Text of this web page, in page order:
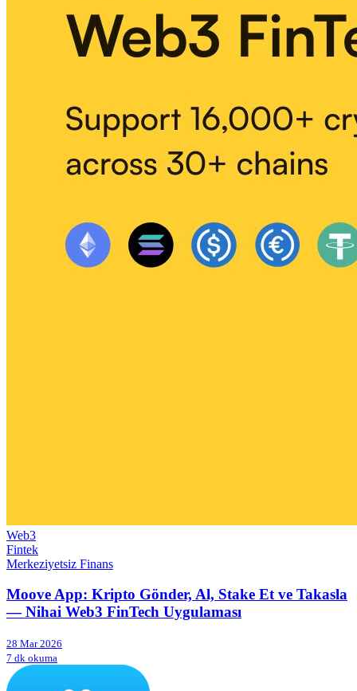
Web3
Fintek
Merkeziyetsiz Finans
Moove App: Kripto Gönder, Al, Stake Et ve Takasla
— Nihai Web3 FinTech Uygulaması
28 Mar 2026
7 dk okuma